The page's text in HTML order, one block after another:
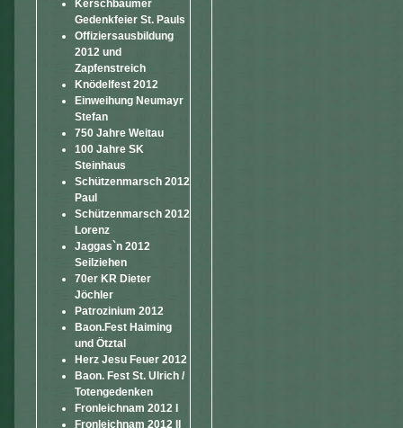
Kerschbaumer
Gedenkfeier St. Pauls
Offiziersausbildung
2012 und
Zapfenstreich
Knödelfest 2012
Einweihung Neumayr
Stefan
750 Jahre Weitau
100 Jahre SK
Steinhaus
Schützenmarsch 2012
Paul
Schützenmarsch 2012
Lorenz
Jaggas`n 2012
Seilziehen
70er KR Dieter
Jöchler
Patrozinium 2012
Baon.Fest Haiming
und Ötztal
Herz Jesu Feuer 2012
Baon. Fest St. Ulrich /
Totengedenken
Fronleichnam 2012 I
Fronleichnam 2012 II